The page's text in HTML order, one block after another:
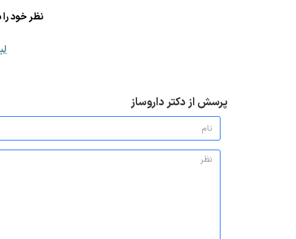
نظر خود را
پرسش از دکتر داروساز